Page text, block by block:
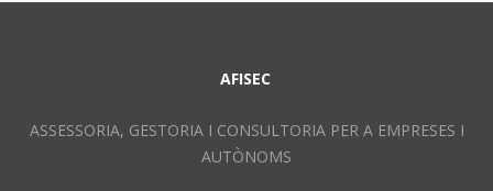
AFISEC
ASSESSORIA, GESTORIA I CONSULTORIA PER A EMPRESES I
AUTÒNOMS